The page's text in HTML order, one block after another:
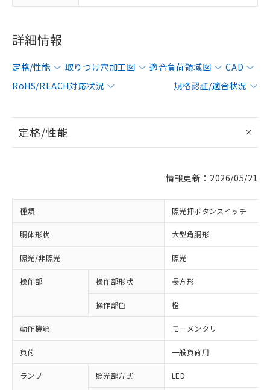
詳細情報
定格/性能 取りつけ穴加工図 適合負荷領域図
CAD
RoHS/REACH対応状況
規格認証/適合状況
定格/性能
情報更新：2026/05/21
種類 照光押ボタンスイッチ
胴体形状 大型角胴形
照光/非照光 照光
操作部 操作部形状 長方形
操作部色 橙
動作機能 モーメンタリ
負荷 一般負荷用
ランプ 照光部方式 LED